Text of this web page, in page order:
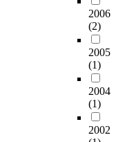
2006
(2)
2005
(1)
2004
(1)
2002